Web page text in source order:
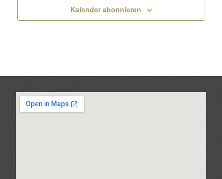
Kalender abonnieren